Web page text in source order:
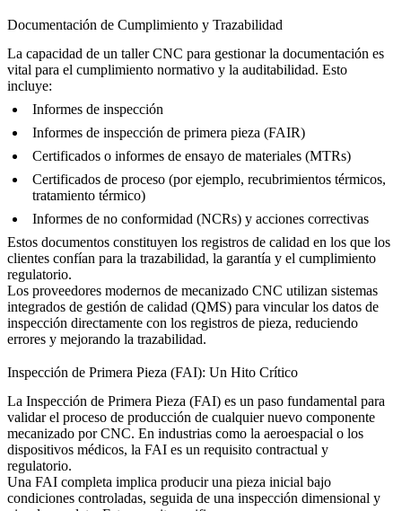
Documentación de Cumplimiento y Trazabilidad
La capacidad de un taller CNC para gestionar la documentación es
vital para el cumplimiento normativo y la auditabilidad. Esto
incluye:
Informes de inspección
Informes de inspección de primera pieza (FAIR)
Certificados o informes de ensayo de materiales (MTRs)
Certificados de proceso (por ejemplo, recubrimientos térmicos,
tratamiento térmico)
Informes de no conformidad (NCRs) y acciones correctivas
Estos documentos constituyen los registros de calidad en los que los
clientes confían para la trazabilidad, la garantía y el cumplimiento
regulatorio.
Los proveedores modernos de mecanizado CNC utilizan sistemas
integrados de gestión de calidad (QMS) para vincular los datos de
inspección directamente con los registros de pieza, reduciendo
errores y mejorando la trazabilidad.
Inspección de Primera Pieza (FAI): Un Hito Crítico
La Inspección de Primera Pieza (FAI) es un paso fundamental para
validar el proceso de producción de cualquier nuevo componente
mecanizado por CNC. En industrias como la aeroespacial o los
dispositivos médicos, la FAI es un requisito contractual y
regulatorio.
Una FAI completa implica producir una pieza inicial bajo
condiciones controladas, seguida de una inspección dimensional y